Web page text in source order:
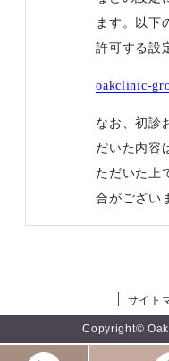
ます。以下
許可する設
oakclinic-
なお、初診
だいた内容
ただいた上
合がござい
サイト
Copyright©